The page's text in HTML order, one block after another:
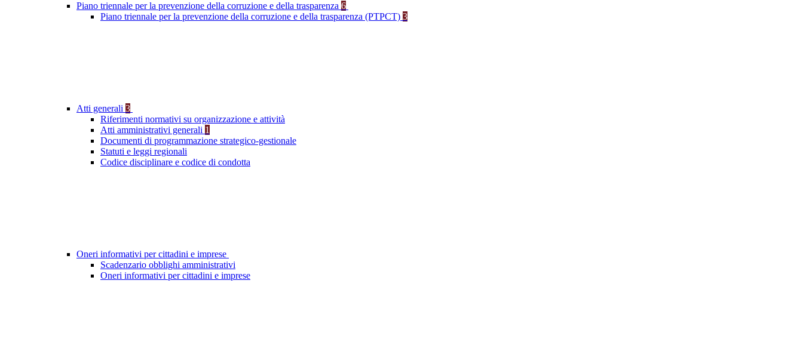
Piano triennale per la prevenzione della corruzione e della trasparenza 6
Piano triennale per la prevenzione della corruzione e della trasparenza (PTPCT) 3
Atti generali 3
Riferimenti normativi su organizzazione e attività
Atti amministrativi generali 1
Documenti di programmazione strategico-gestionale
Statuti e leggi regionali
Codice disciplinare e codice di condotta
Oneri informativi per cittadini e imprese
Scadenzario obblighi amministrativi
Oneri informativi per cittadini e imprese